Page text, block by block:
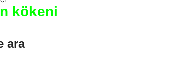
kökeni
ara